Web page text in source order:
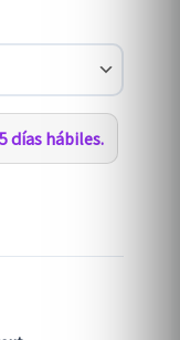
días hábiles.